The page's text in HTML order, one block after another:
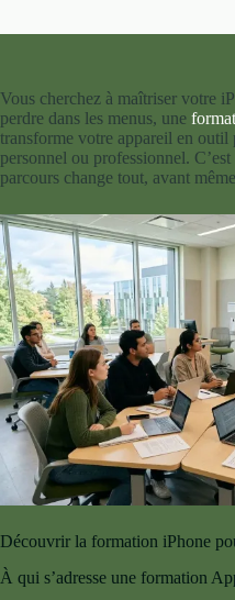
Vous cherchez à maîtriser votre
perdre dans les menus, une
transforme votre appareil en
personnel ou professionnel.
parcours change tout, avant
Découvrir la formation iPhone
À qui s’adresse une formation